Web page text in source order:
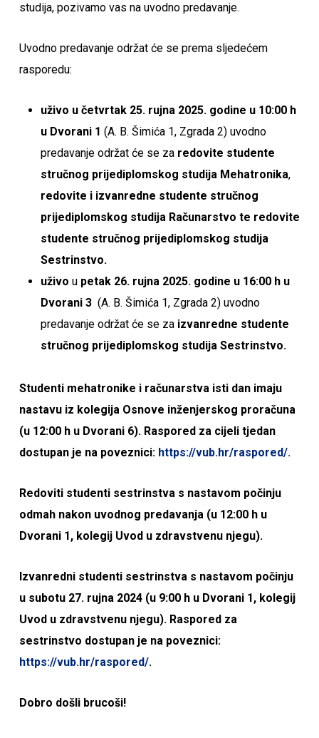
studija, pozivamo vas na uvodno predavanje.
Uvodno predavanje održat će se prema sljedećem
rasporedu:
uživo u četvrtak 25. rujna 2025. godine u 10:00 h
u Dvorani 1 (A. B. Šimića 1, Zgrada 2) uvodno
predavanje održat će se zaredovite studente
stručnog prijediplomskog studija Mehatronika,
redovite i izvanredne studente stručnog
prijediplomskog studija Računarstvo te redovite
studente stručnog prijediplomskog studija
Sestrinstvo.
uživo u petak 26. rujna 2025. godine u 16:00 h u
Dvorani 3(A. B. Šimića 1, Zgrada 2) uvodno
predavanje održat će se zaizvanredne studente
stručnog prijediplomskog studija Sestrinstvo.
Studenti mehatronike i računarstva isti dan imaju
nastavu iz kolegija Osnove inženjerskog proračuna
(u 12:00 h u Dvorani 6). Raspored za cijeli tjedan
dostupan je na poveznici: https://vub.hr/raspored/.
Redoviti studenti sestrinstva s nastavom počinju
odmah nakon uvodnog predavanja (u 12:00 h u
Dvorani 1, kolegij Uvod u zdravstvenu njegu).
Izvanredni studenti sestrinstva s nastavom počinju
u subotu 27. rujna 2024 (u 9:00 h u Dvorani 1, kolegij
Uvod u zdravstvenu njegu). Raspored za
sestrinstvo dostupan je na poveznici:
https://vub.hr/raspored/.
Dobro došli brucoši!